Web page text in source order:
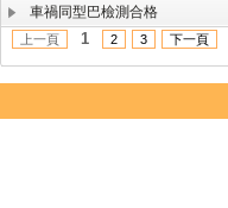
車禍同型巴檢測合格
上一頁 1 2 3 下一頁